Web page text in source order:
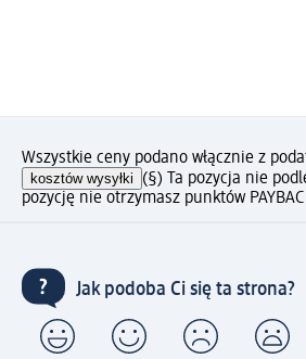
Wszystkie ceny podano włącznie z
kosztów wysyłki (§) Ta pozycja nie
pozycję nie otrzymasz punktów
Jak podoba Ci się ta strona?